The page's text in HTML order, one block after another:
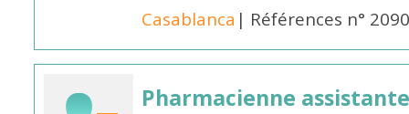
Casablanca | Références n°
Pharmacienne